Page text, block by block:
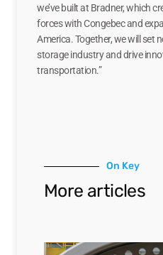
we’ve built at Bradner, which
forces with Congebec and
America. Together, we will set
storage industry and drive
transportation.”
On Key
More articles